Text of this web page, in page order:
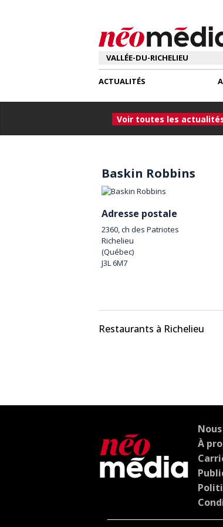
ACTUALITÉS
Voir toutes les
Baskin Robbins
Adresse postale
2360, ch des Patriotes
Richelieu
(Québec)
J3L 6M7
Restaurants à Richelieu
À